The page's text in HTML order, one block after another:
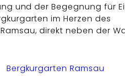
und der Begegnung für
im Herzen des
direkt neben der
Bergkurgarten Ramsau